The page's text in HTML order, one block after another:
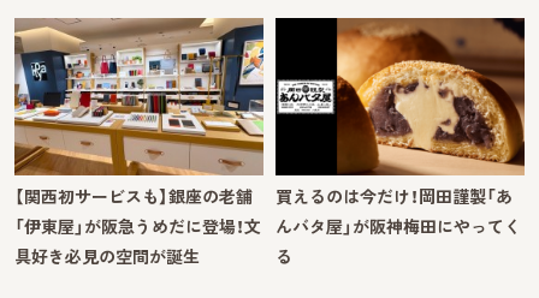
【関西初サービスも】銀座の老舗
「伊東屋」が阪急うめだに登場！文
具好き必見の空間が誕生
買えるのは今だけ！岡田謹製「あ
んバタ屋」が阪神梅田にやってく
る